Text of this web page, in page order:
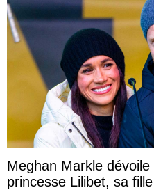
Meghan Markle
princesse Lilibet, sa